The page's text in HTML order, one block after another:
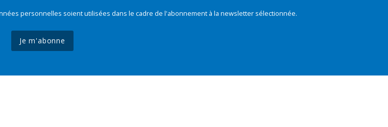
personnelles soient utilisées dans le cadre de l'abonnement à la newsletter sélectionnée.
Je m'abonne